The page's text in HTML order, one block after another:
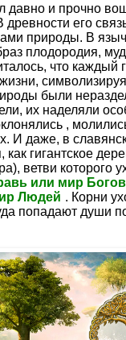
давно и прочно
его
природы. В
плодородия,
что каждый
были
их наделяли
,
И даже, в
как гигантское
ветви которого
или мир Богов
Людей . Корни
попадают души